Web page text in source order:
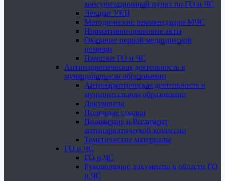
консультационный пункт по ГО и ЧС
Лекции УКП
Методические рекомендации МЧС
Нормативно-правовые акты
Оказание первой медицинской
помощи
Памятки ГО и ЧС
Антинаркотическая деятельность в
муниципальном образовании
Антинаркотическая деятельность в
муниципальном образовании
Документы
Полезные ссылки
Положение и Регламент
антинаркотической комиссии
Тематические материалы
ГО и ЧС
ГО и ЧС
Руководящие документы в области ГО
и ЧС